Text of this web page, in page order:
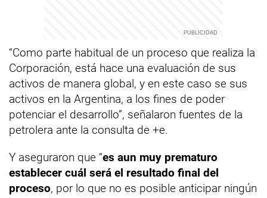
“Como parte habitual de un proceso que realiza la
Corporación, está hace una evaluación de sus
activos de manera global, y en este caso se sus
activos en la Argentina, a los fines de poder
potenciar el desarrollo”, señalaron fuentes de la
petrolera ante la consulta de +e.
Y aseguraron que “es aun muy prematuro
establecer cuál será el resultado final del
proceso, por lo que no es posible anticipar ningún